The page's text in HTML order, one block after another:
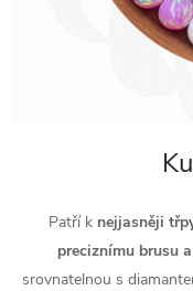
Patří k nejjasněji
preciznímu brusu
srovnatelnou s